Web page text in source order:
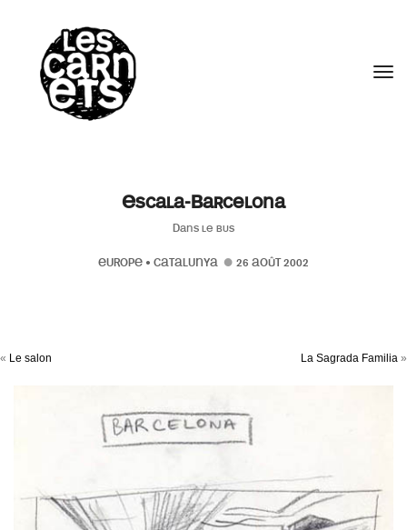
Escala-Barcelona
Dans le bus
EUROPE • CATALUNYA 26 AOÛT 2002
« Le salon La Sagrada Familia »